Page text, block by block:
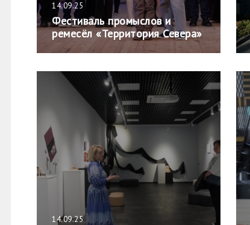
14.09.25
Фестиваль промыслов и
ремесёл «Территория Севера»
14.09.25